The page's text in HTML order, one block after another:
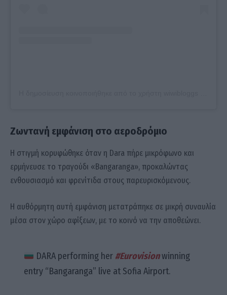
Ζωντανή εμφάνιση στο αεροδρόμιο
Η στιγμή κορυφώθηκε όταν η Dara πήρε μικρόφωνο και
ερμήνευσε το τραγούδι «Bangaranga», προκαλώντας
ενθουσιασμό και φρενίτιδα στους παρευρισκόμενους.
Η αυθόρμητη αυτή εμφάνιση μετατράπηκε σε μικρή συναυλία
μέσα στον χώρο αφίξεων, με το κοινό να την αποθεώνει.
DARA performing her #Eurovisionwinning
entry “Bangaranga” live at Sofia Airport.